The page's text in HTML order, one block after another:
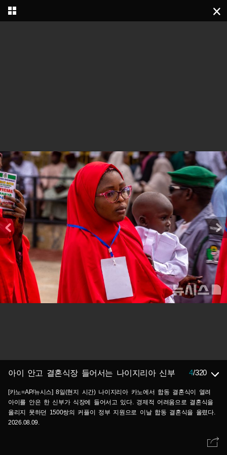
아이 안고 결혼식장 들어서는 나이지리아 신부 4/320
[카노=AP/뉴시스] 8일(현지 시간) 나이지리아 카노에서 합동 결혼식이 열려
아이를 안은 한 신부가 식장에 들어서고 있다. 경제적 어려움으로 결혼식을
올리지 못하던 1500쌍의 커플이 정부 지원으로 이날 합동 결혼식을 올렸다.
2026.08.09.